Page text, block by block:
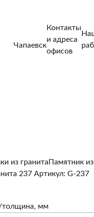
Чапаевск
Контакты
и адреса
офисов
из гранита Памятник
237 Артикул: G-237
толщина, мм